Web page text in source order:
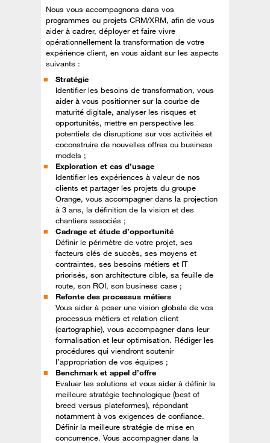
Nous vous accompagnons dans vos
programmes ou projets CRM/XRM, afin de vous
aider à cadrer, déployer et faire vivre
opérationnellement la transformation de votre
expérience client, en vous aidant sur les aspects
suivants :
Stratégie
Identifier les besoins de transformation, vous
aider à vous positionner sur la courbe de
maturité digitale, analyser les risques et
opportunités, mettre en perspective les
potentiels de disruptions sur vos activités et
coconstruire de nouvelles offres ou business
models ;
Exploration et cas d’usage
Identifier les expériences à valeur de nos
clients et partager les projets du groupe
Orange, vous accompagner dans la projection
à 3 ans, la définition de la vision et des
chantiers associés ;
Cadrage et étude d’opportunité
Définir le périmètre de votre projet, ses
facteurs clés de succès, ses moyens et
contraintes, ses besoins métiers et IT
priorisés, son architecture cible, sa feuille de
route, son ROI, son business case ;
Refonte des processus métiers
Vous aider à poser une vision globale de vos
processus métiers et relation client
(cartographie), vous accompagner dans leur
formalisation et leur optimisation. Rédiger les
procédures qui viendront soutenir
l’appropriation de vos équipes ;
Benchmark et appel d’offre
Evaluer les solutions et vous aider à définir la
meilleure stratégie technologique (best of
breed versus plateformes), répondant
notamment à vos exigences de confiance.
Définir la meilleure stratégie de mise en
concurrence. Vous accompagner dans la